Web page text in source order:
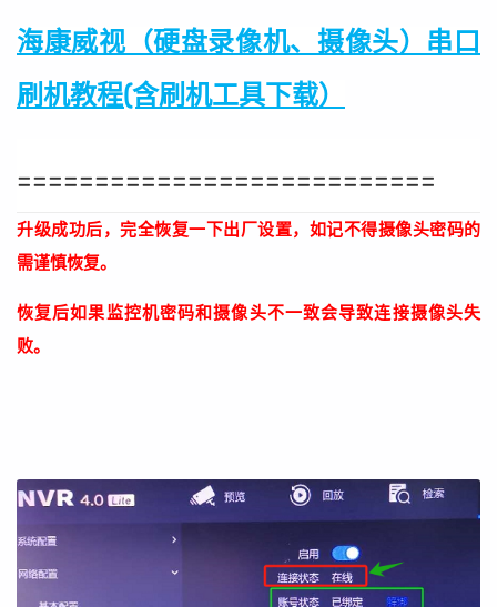
海康威视（硬盘录像机、摄像头）串口
刷机教程(含刷机工具下载）
===========================
升级成功后，完全恢复一下出厂设置，如记不得摄像头密码的
需谨慎恢复。
恢复后如果监控机密码和摄像头不一致会导致连接摄像头失
败。